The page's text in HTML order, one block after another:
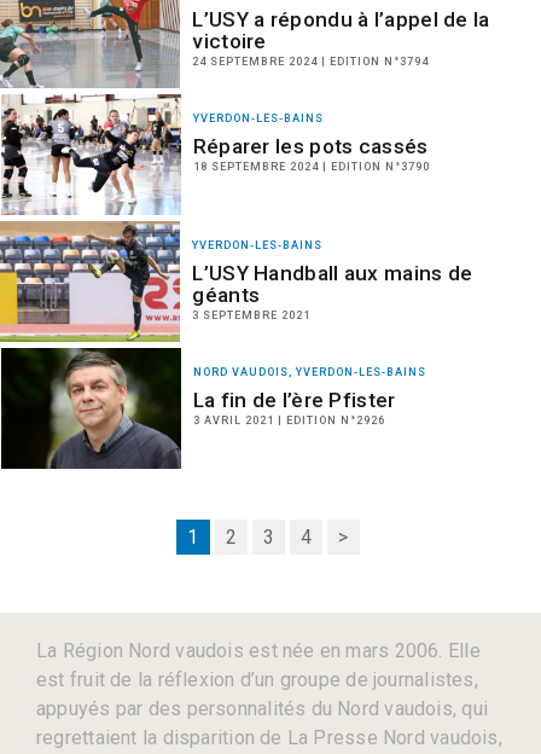
L’USY a répondu à l’appel de la
victoire
24 SEPTEMBRE 2024 | EDITION N°3794
YVERDON-LES-BAINS
Réparer les pots cassés
18 SEPTEMBRE 2024 | EDITION N°3790
YVERDON-LES-BAINS
L’USY Handball aux mains de
géants
3 SEPTEMBRE 2021
NORD VAUDOIS, YVERDON-LES-BAINS
La fin de l’ère Pfister
3 AVRIL 2021 | EDITION N°2926
1 2 3 4 >
La Région Nord vaudois est née en mars 2006. Elle
est fruit de la réflexion d’un groupe de journalistes,
appuyés par des personnalités du Nord vaudois, qui
regrettaient la disparition de La Presse Nord vaudois,